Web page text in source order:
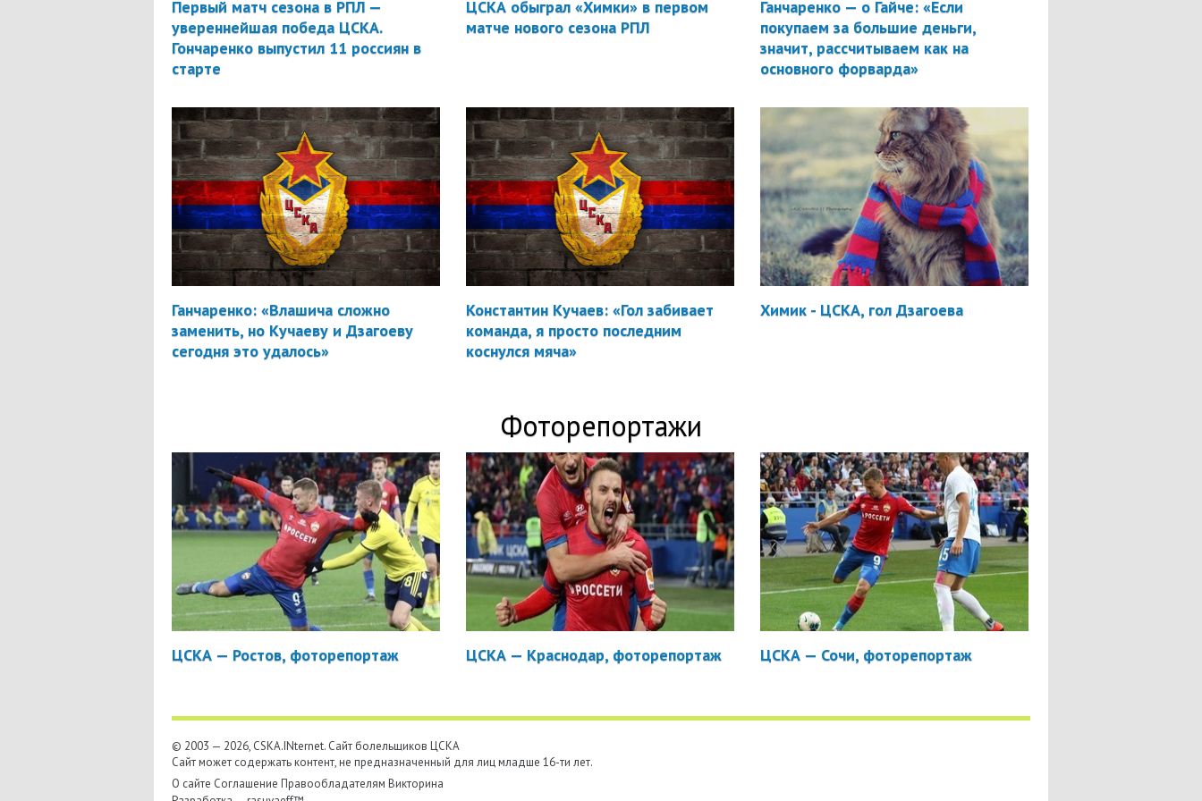
Первый матч сезона в РПЛ —
увереннейшая победа ЦСКА.
Гончаренко выпустил 11 россиян в
старте
ЦСКА обыграл «Химки» в первом
матче нового сезона РПЛ
Ганчаренко — о Гайче: «Если
покупаем за большие деньги,
значит, рассчитываем как на
основного форварда»
Ганчаренко: «Влашича сложно
заменить, но Кучаеву и Дзагоеву
сегодня это удалось»
Константин Кучаев: «Гол забивает
команда, я просто последним
коснулся мяча»
Химик - ЦСКА, гол Дзагоева
Фоторепортажи
ЦСКА — Ростов, фоторепортаж ЦСКА — Краснодар, фоторепортаж ЦСКА — Сочи, фоторепортаж
© 2003 — 2026, CSKA.INternet. Cайт болельщиков ЦСКА
Сайт может содержать контент, не предназначенный для лиц младше 16-ти лет.
О сайте Соглашение Правообладателям Викторина